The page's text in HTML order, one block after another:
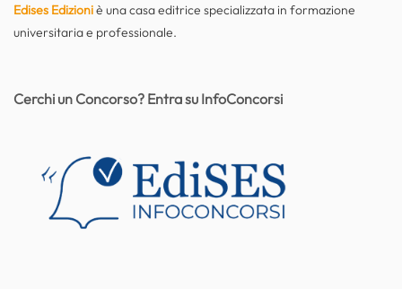
Edises Edizioniè una casa editrice specializzata in formazione
universitaria e professionale.
Cerchi un Concorso? Entra su InfoConcorsi